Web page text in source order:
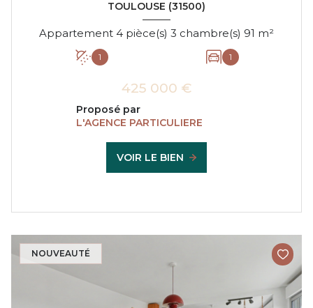
TOULOUSE (31500)
Appartement 4 pièce(s) 3 chambre(s) 91 m²
1 1
425 000 €
Proposé par
L'AGENCE PARTICULIERE
VOIR LE BIEN
NOUVEAUTÉ